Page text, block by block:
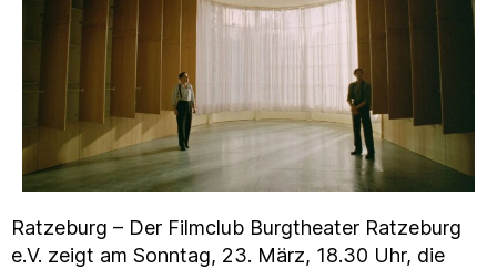
Ratzeburg – Der Filmclub Burgtheater Ratzeburg
e.V. zeigt am Sonntag, 23. März, 18.30 Uhr, die